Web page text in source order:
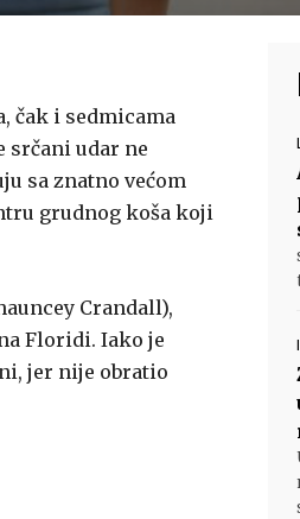
čak i sedmicama
srčani udar ne
sa znatno većom
grudnog koša koji
Crandall),
Floridi. Iako je
jer nije obratio